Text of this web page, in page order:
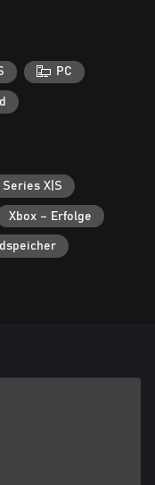
PC
X|S
Xbox – Erfolge